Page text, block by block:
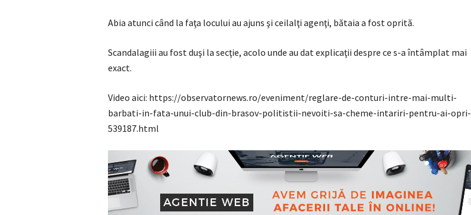
Abia atunci când la faţa locului au ajuns şi ceilalţi agenţi, bătaia a fost oprită.
Scandalagiii au fost duşi la secţie, acolo unde au dat explicaţii despre ce s-a întâmplat mai
exact.
Video aici: https://observatornews.ro/eveniment/reglare-de-conturi-intre-mai-multi-
barbati-in-fata-unui-club-din-brasov-politistii-nevoiti-sa-cheme-intariri-pentru-ai-opri-
539187.html